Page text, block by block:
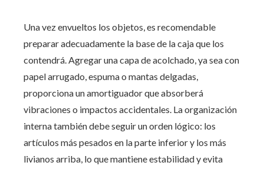
Una vez envueltos los objetos, es recomendable
preparar adecuadamente la base de la caja que los
contendrá. Agregar una capa de acolchado, ya sea con
papel arrugado, espuma o mantas delgadas,
proporciona un amortiguador que absorberá
vibraciones o impactos accidentales. La organización
interna también debe seguir un orden lógico: los
artículos más pesados en la parte inferior y los más
livianos arriba, lo que mantiene estabilidad y evita